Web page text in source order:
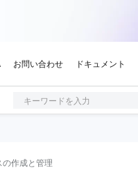
キーワードを入力
作成と管理